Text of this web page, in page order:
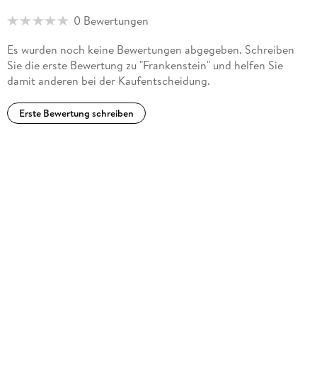
0 Bewertungen
Es wurden noch keine Bewertungen abgegeben. Schreiben
Sie die erste Bewertung zu "Frankenstein" und helfen Sie
damit anderen bei der Kaufentscheidung.
Erste Bewertung schreiben